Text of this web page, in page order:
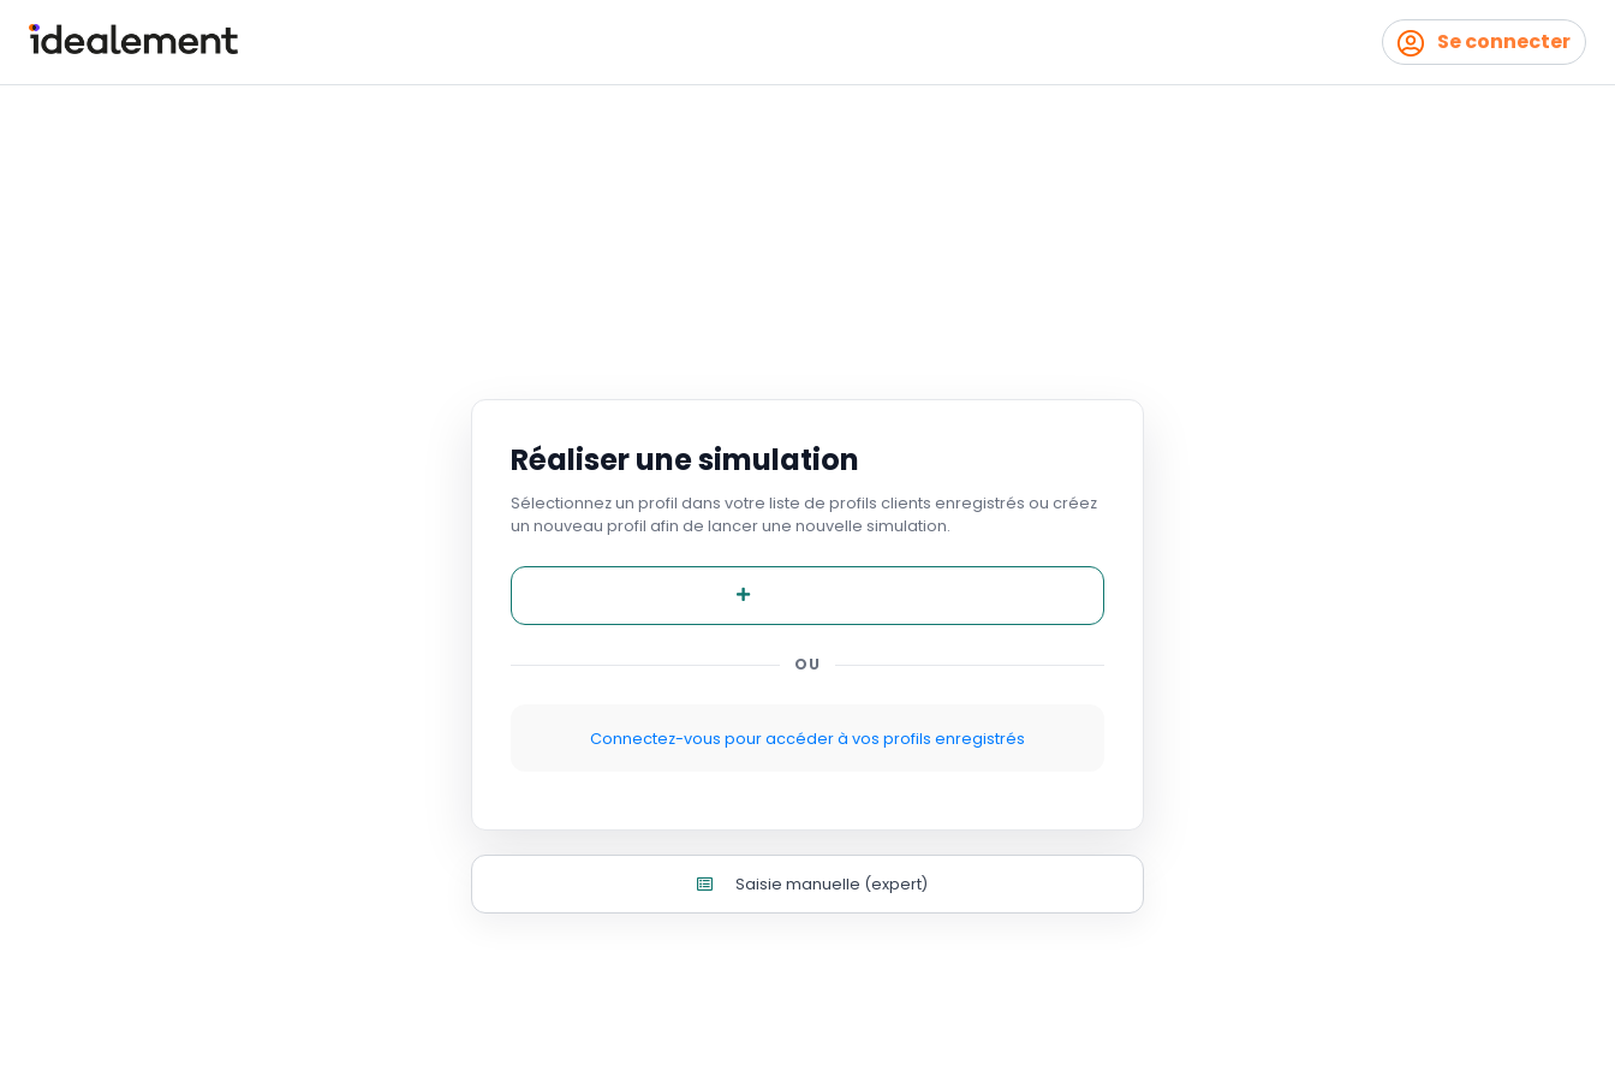
Se connecter
Réaliser une simulation
Sélectionnez un profil dans votre liste de profils clients enregistrés ou créez
un nouveau profil afin de lancer une nouvelle simulation.
OU
Connectez-vous pour accéder à vos profils enregistrés
Saisie manuelle (expert)